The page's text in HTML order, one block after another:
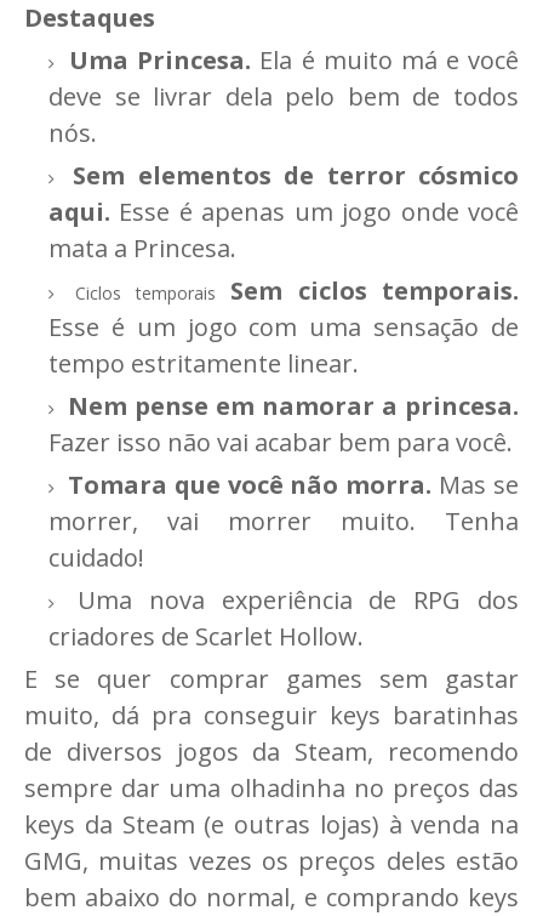
Destaques
Uma Princesa. Ela é muito má e você
deve se livrar dela pelo bem de todos
nós.
Sem elementos de terror cósmico
aqui. Esse é apenas um jogo onde você
mata a Princesa.
Ciclos temporais
Sem ciclos temporais.
Esse é um jogo com uma sensação de
tempo estritamente linear.
Nem pense em namorar a princesa.
Fazer isso não vai acabar bem para você.
Tomara que você não morra. Mas se
morrer, vai morrer muito. Tenha
cuidado!
Uma nova experiência de RPG dos
criadores de Scarlet Hollow.
E se quer comprar games sem gastar
muito, dá pra conseguir keys baratinhas
de diversos jogos da Steam, recomendo
sempre dar uma olhadinha no preços das
keys da Steam (e outras lojas) à venda na
GMG, muitas vezes os preços deles estão
bem abaixo do normal, e comprando keys